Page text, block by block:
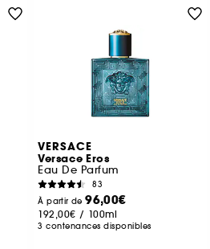
VERSACE
Versace Eros
Eau De Parfum
83
À partir de96,00€
192,00€ / 100ml
3 contenances disponibles